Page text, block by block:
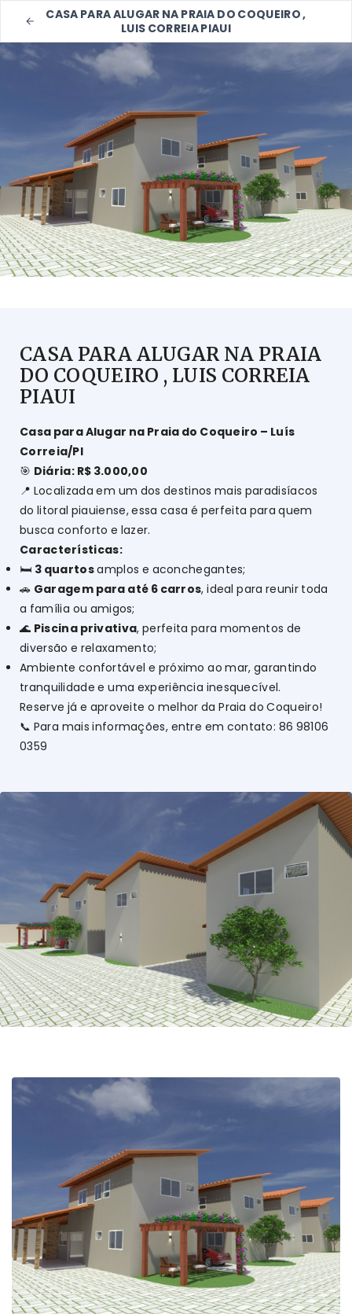
CASA PARA ALUGAR NA PRAIA DO COQUEIRO ,
LUIS CORREIA PIAUI
CASA PARA ALUGAR NA PRAIA
DO COQUEIRO , LUIS CORREIA
PIAUI
Casa para Alugar na Praia do Coqueiro – Luís
Correia/PI
🎯 Diária: R$ 3.000,00
📍 Localizada em um dos destinos mais paradisíacos
do litoral piauiense, essa casa é perfeita para quem
busca conforto e lazer.
Características:
🛏️ 3 quartosamplos e aconchegantes;
🚗 Garagem para até 6 carros, ideal para reunir toda
a família ou amigos;
🌊 Piscina privativa, perfeita para momentos de
diversão e relaxamento;
Ambiente confortável e próximo ao mar, garantindo
tranquilidade e uma experiência inesquecível.
Reserve já e aproveite o melhor da Praia do Coqueiro!
📞 Para mais informações, entre em contato: 86 98106
0359